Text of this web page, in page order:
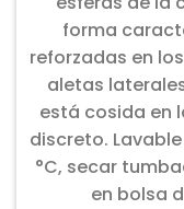
forma
reforzadas en
aletas
está cosida en
discreto.
°C, secar
en bolsa